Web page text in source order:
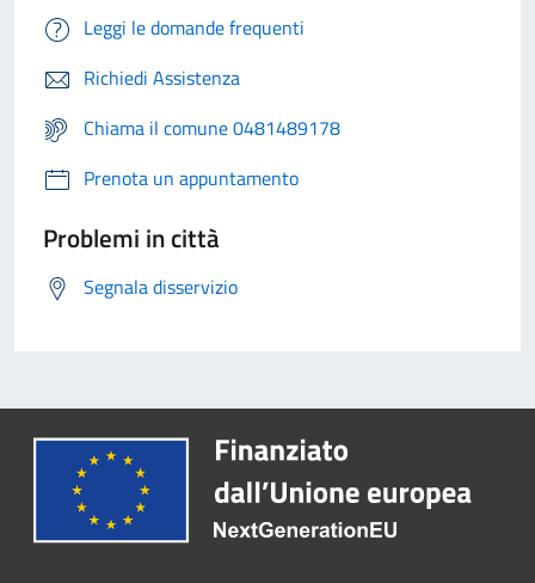
Leggi le domande frequenti
Richiedi Assistenza
Chiama il comune 0481489178
Prenota un appuntamento
Problemi in città
Segnala disservizio